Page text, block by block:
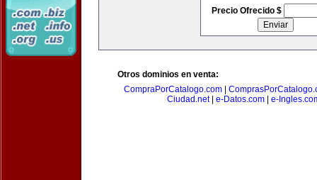
Precio Ofrecido $
Otros dominios en venta:
CompraPorCatalogo.com|
Ciudad.net| e-Datos.com e-